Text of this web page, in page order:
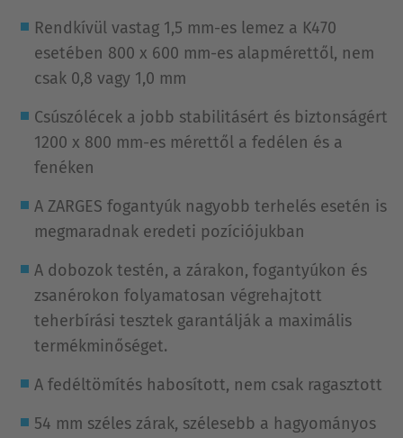
Rendkívül vastag 1,5 mm-es lemez a K470
esetében 800 x 600 mm-es alapmérettől, nem
csak 0,8 vagy 1,0 mm
Csúszólécek a jobb stabilitásért és biztonságért
1200 x 800 mm-es mérettől a fedélen és a
fenéken
A ZARGES fogantyúk nagyobb terhelés esetén is
megmaradnak eredeti pozíciójukban
A dobozok testén, a zárakon, fogantyúkon és
zsanérokon folyamatosan végrehajtott
teherbírási tesztek garantálják a maximális
termékminőséget.
A fedéltömítés habosított, nem csak ragasztott
54 mm széles zárak, szélesebb a hagyományos